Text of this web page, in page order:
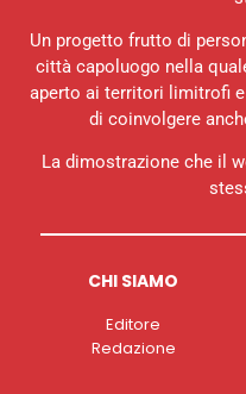
Un progetto frutto di
città capoluogo nella
aperto ai territori limitrofi
di coinvolgere
La dimostrazione che il
CHI SIAMO
Editore
Redazione